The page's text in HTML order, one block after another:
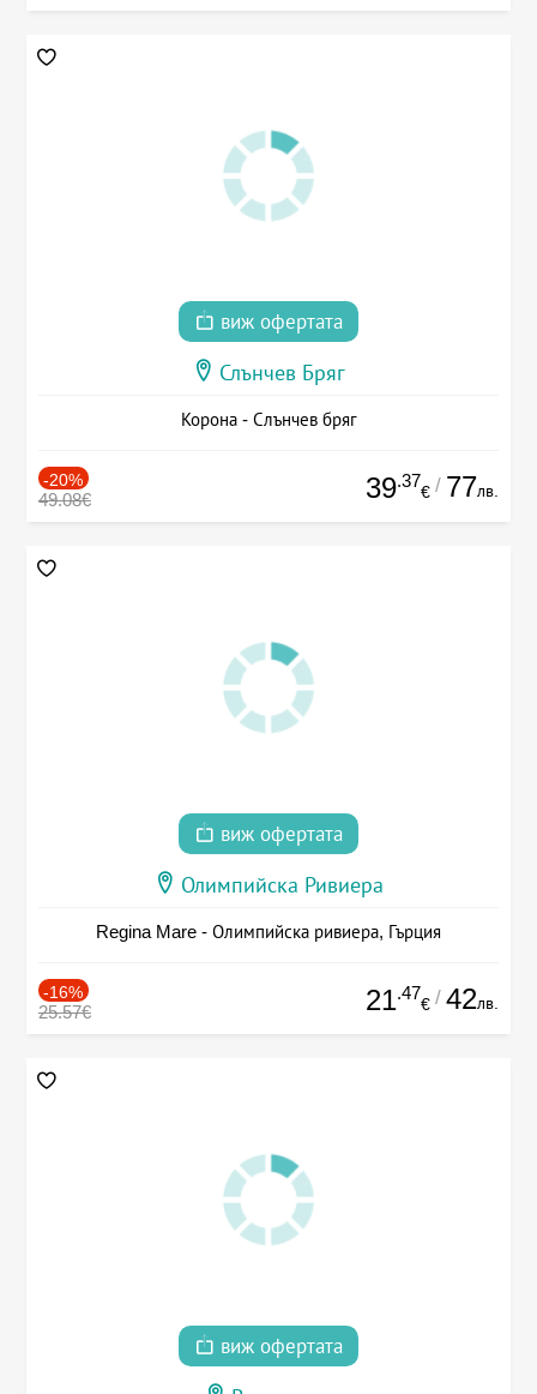
виж офертата
Слънчев Бряг
Корона - Слънчев бряг
-20%
49.08€ 39.37
€ / 77лв.
виж офертата
Олимпийска Ривиера
Regina Mare - Олимпийска ривиера, Гърция
-16%
25.57€ 21.47
€ / 42лв.
виж офертата